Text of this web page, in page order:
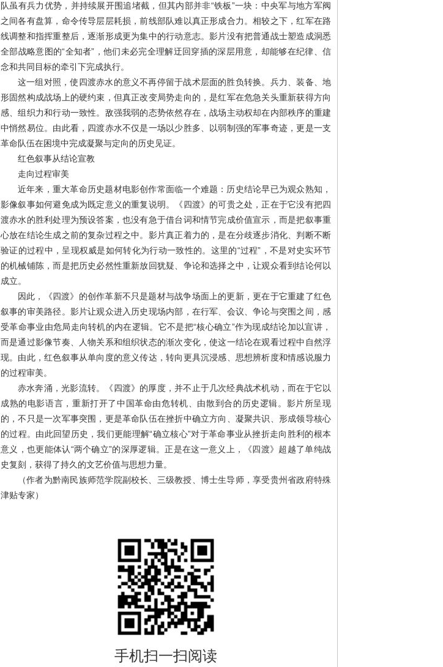
队虽有兵力优势，并持续展开围追堵截，但其内部并非“铁板”一块：中央军与地方军阀
之间各有盘算，命令传导层层耗损，前线部队难以真正形成合力。相较之下，红军在路
线调整和指挥重整后，逐渐形成更为集中的行动意志。影片没有把普通战士塑造成洞悉
全部战略意图的“全知者”，他们未必完全理解迂回穿插的深层用意，却能够在纪律、信
念和共同目标的牵引下完成执行。
这一组对照，使四渡赤水的意义不再停留于战术层面的胜负转换。兵力、装备、地
形固然构成战场上的硬约束，但真正改变局势走向的，是红军在危急关头重新获得方向
感、组织力和行动一致性。敌强我弱的态势依然存在，战场主动权却在内部秩序的重建
中悄然易位。由此看，四渡赤水不仅是一场以少胜多、以弱制强的军事奇迹，更是一支
革命队伍在困境中完成凝聚与定向的历史见证。
红色叙事从结论宣教
走向过程审美
近年来，重大革命历史题材电影创作常面临一个难题：历史结论早已为观众熟知，
影像叙事如何避免成为既定意义的重复说明。《四渡》的可贵之处，正在于它没有把四
渡赤水的胜利处理为预设答案，也没有急于借台词和情节完成价值宣示，而是把叙事重
心放在结论生成之前的复杂过程之中。影片真正着力的，是在分歧逐步消化、判断不断
验证的过程中，呈现权威是如何转化为行动一致性的。这里的“过程”，不是对史实环节
的机械铺陈，而是把历史必然性重新放回犹疑、争论和选择之中，让观众看到结论何以
成立。
因此，《四渡》的创作革新不只是题材与战争场面上的更新，更在于它重建了红色
叙事的审美路径。影片让观众进入历史现场内部，在行军、会议、争论与突围之间，感
受革命事业由危局走向转机的内在逻辑。它不是把“核心确立”作为现成结论加以宣讲，
而是通过影像节奏、人物关系和组织状态的渐次变化，使这一结论在观看过程中自然浮
现。由此，红色叙事从单向度的意义传达，转向更具沉浸感、思想辨析度和情感说服力
的过程审美。
赤水奔涌，光影流转。《四渡》的厚度，并不止于几次经典战术机动，而在于它以
成熟的电影语言，重新打开了中国革命由危转机、由散到合的历史逻辑。影片所呈现
的，不只是一次军事突围，更是革命队伍在挫折中确立方向、凝聚共识、形成领导核心
的过程。由此回望历史，我们更能理解“确立核心”对于革命事业从挫折走向胜利的根本
意义，也更能体认“两个确立”的深厚逻辑。正是在这一意义上，《四渡》超越了单纯战
史复刻，获得了持久的文艺价值与思想力量。
（作者为黔南民族师范学院副校长、三级教授、博士生导师，享受贵州省政府特殊
津贴专家）
手机扫一扫阅读